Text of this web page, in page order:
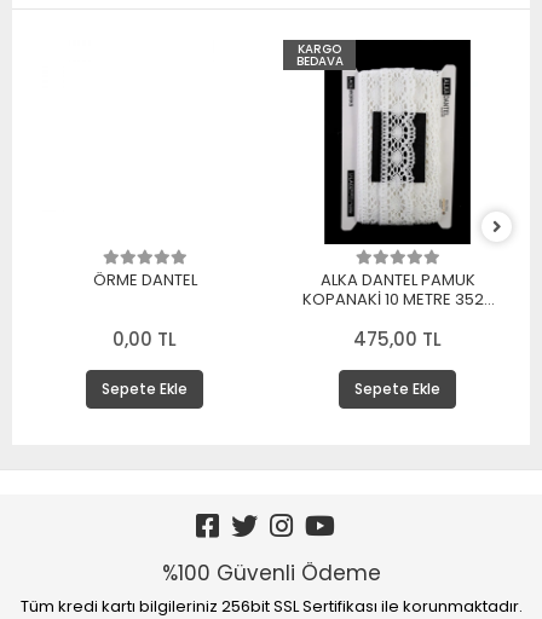
ÖRME DANTEL
0,00 TL
Sepete Ekle
KARGO
BEDAVA
ALKA DANTEL PAMUK
KOPANAKİ 10 METRE 3520
475,00 TL
Sepete Ekle
%100 Güvenli Ödeme
Tüm kredi kartı bilgileriniz 256bit SSL Sertifikası ile korunmaktadır.